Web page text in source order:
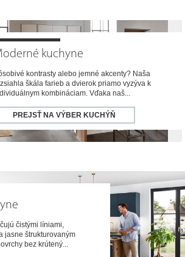
kuchyne
kontrasty alebo jemné akcenty? Naša
škála farieb a dvierok priamo vyzýva k
kombináciam. Vďaka naš...
PREJSŤ NA VÝBER KUCHÝŇ
čistými líniami,
jasne štrukturovaným
bez krútený...